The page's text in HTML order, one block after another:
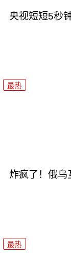
央视短短5秒
最热
炸疯了！俄乌
最热